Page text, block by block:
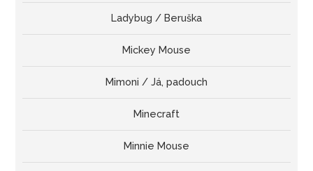
Ladybug / Beruška
Mickey Mouse
Mimoni / Já, padouch
Minecraft
Minnie Mouse